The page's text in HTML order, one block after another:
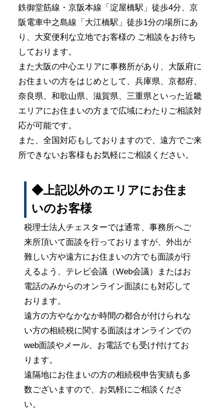
鉄御堂筋線・京阪本線「淀屋橋駅」徒歩4分、京
阪電車中之島線「大江橋駅」徒歩1分の場所にあ
り、大変便利な立地でお客様の ご相談をお待ち
しております。
また大阪の中心エリアに事務所があり、大阪府に
お住まいの方をはじめとして、兵庫県、京都府、
奈良県、和歌山県、滋賀県、三重県といった近畿
エリアにお住まいの方まで広域にわたりご相談対
応が可能です。
また、全国対応もしておりますので、遠方でご来
所できないお客様もお気軽にご相談ください。
◆上記以外のエリアにお住ま
いのお客様
税理士法人チェスターでは通常、事務所へご
来所頂いて面談を行っておりますが、外出が
難しい方や遠方にお住まいの方でも面談が行
えるよう、テレビ会議（Web会議）またはお
電話のみからのオンライン面談にも対応して
おります。
遠方の方やなかなか時間の都合が付けられな
い方の相続税に関する面談はオンラインでの
web面談やメール、お電話でも受け付けてお
ります。
遠隔地にお住まいの方の相続税申告実績も多
数ございますので、お気軽にご相談くださ
い。